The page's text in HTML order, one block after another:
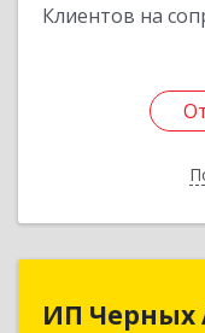
Клиентов на
ИП Черных
ИП